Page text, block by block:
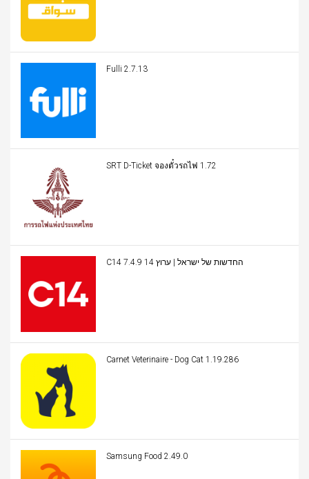
Fulli 2.7.13
SRT D-Ticket จองตั๋วรถไฟ 1.72
C14 החדשות של ישראל | ערוץ 14 7.4.9
Carnet Veterinaire - Dog Cat 1.19.286
Samsung Food 2.49.0